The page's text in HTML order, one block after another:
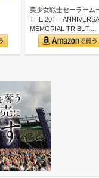
美少女戦士セーラーム
THE 20TH
MEMORIAL TRIBUT…